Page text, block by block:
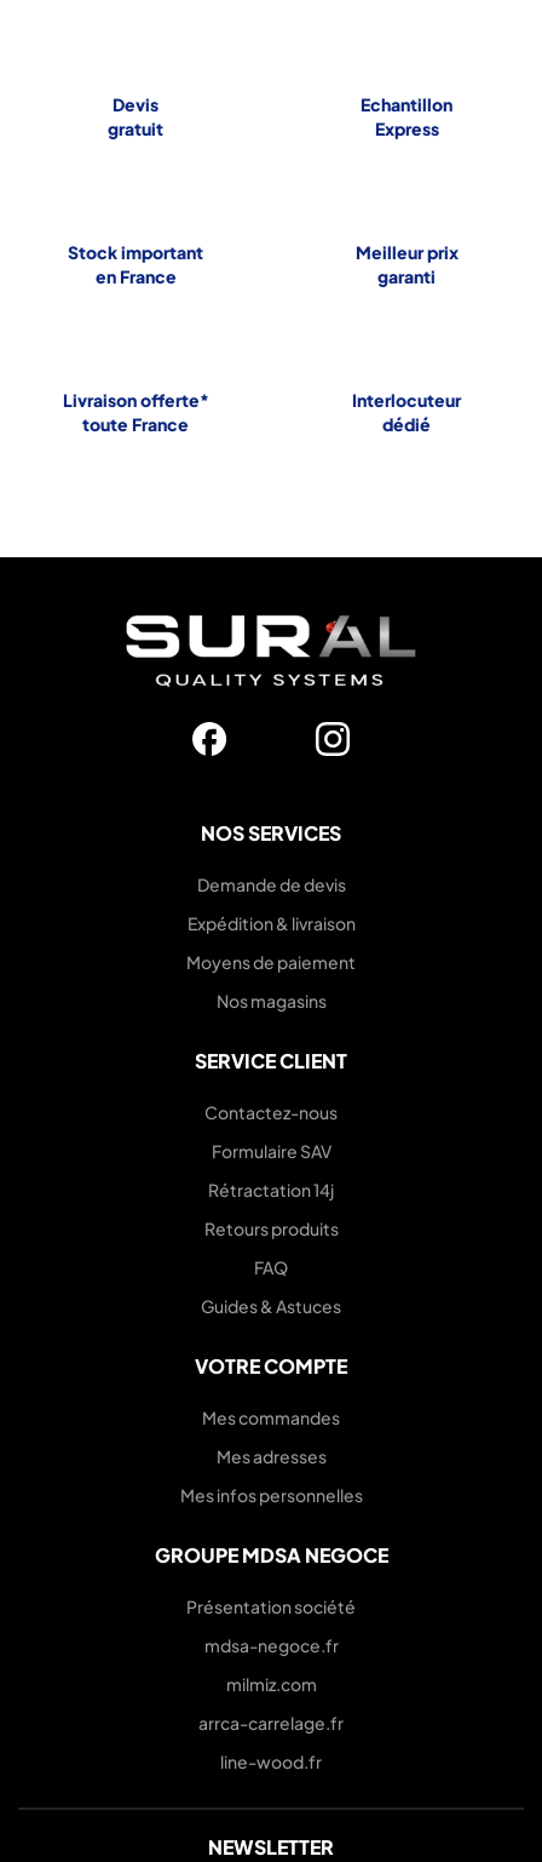
Devis
gratuit
Echantillon
Express
Stock important
en France
Meilleur prix
garanti
Livraison offerte*
toute France
Interlocuteur
dédié
NOS SERVICES
Demande de devis
Expédition & livraison
Moyens de paiement
Nos magasins
SERVICE CLIENT
Contactez-nous
Formulaire SAV
Rétractation 14j
Retours produits
FAQ
Guides & Astuces
VOTRE COMPTE
Mes commandes
Mes adresses
Mes infos personnelles
GROUPE MDSA NEGOCE
Présentation société
mdsa-negoce.fr
milmiz.com
arrca-carrelage.fr
line-wood.fr
NEWSLETTER